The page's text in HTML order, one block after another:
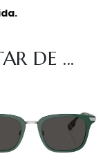
DE ...